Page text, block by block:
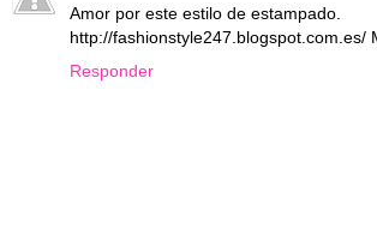
Amor por este estilo de estampado.
http://fashionstyle247.blogspot.com.es/
Responder